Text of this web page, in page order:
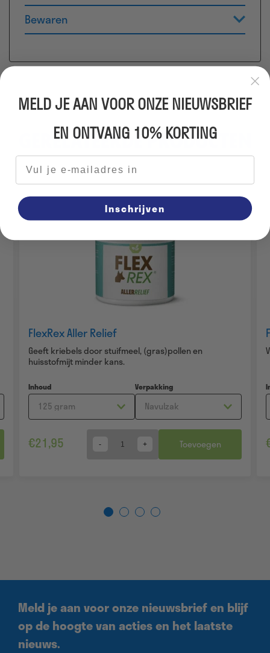
Bewaren
GERELATEERDE PRODUCTEN
FlexRex Aller Relief
Geeft kriebels door stuifmeel, (gras)pollen en
huisstofmijt minder kans.
Inhoud Verpakking
€21,95 Quantity Toevoegen
Meld je aan voor onze nieuwsbrief en blijf
op de hoogte van acties en het laatste
nieuws.
MELD JE AAN VOOR ONZE NIEUWSBRIEF
EN ONTVANG 10% KORTING
E-mailadres
Inschrijven